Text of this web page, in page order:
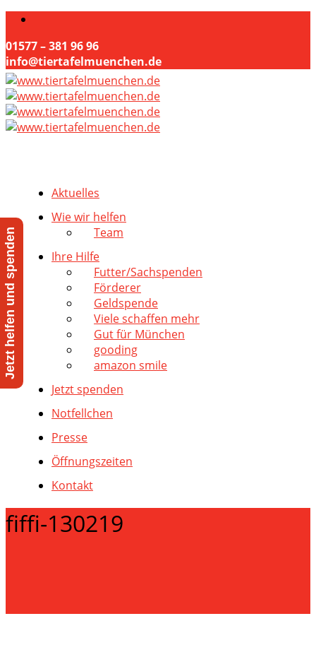
01577 – 381 96 96
info@tiertafelmuenchen.de
Aktuelles
Wie wir helfen
Team
Ihre Hilfe
Futter/Sachspenden
Förderer
Geldspende
Viele schaffen mehr
Gut für München
gooding
amazon smile
Jetzt spenden
Notfellchen
Presse
Öffnungszeiten
Kontakt
fiffi-130219
Jetzt helfen und spenden